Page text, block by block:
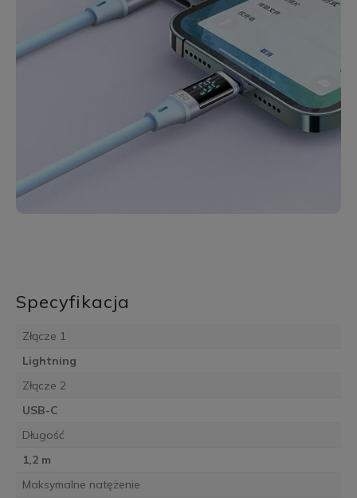
Specyfikacja
Złącze 1
Lightning
Złącze 2
USB-C
Długość
1,2 m
Maksymalne natężenie